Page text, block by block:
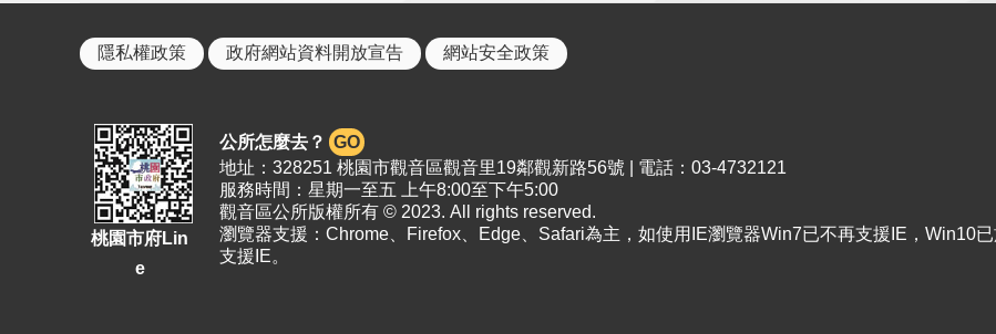
隱私權政策 政府網站資料開放宣告 網站安全政策
桃園市府Lin
e
公所怎麼去？ GO
地址：328251 桃園市觀音區觀音里19鄰觀新路56號 | 電話：03-4732121
服務時間：星期一至五 上午8:00至下午5:00
觀音區公所版權所有 © 2023. All rights reserved.
瀏覽器支援：Chrome、Firefox、Edge、Safari為主，如使用IE瀏覽器Win7已不再支援IE，Win10
支援IE。